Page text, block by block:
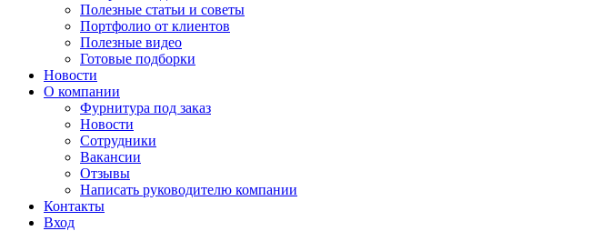
Полезные статьи и советы
Портфолио от клиентов
Полезные видео
Готовые подборки
Новости
О компании
Фурнитура под заказ
Новости
Сотрудники
Вакансии
Отзывы
Написать руководителю компании
Контакты
Вход